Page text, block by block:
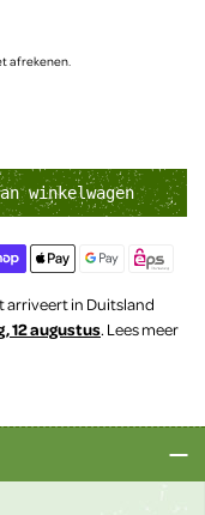
afrekenen.
winkelwagen
arriveert in Duitsland
12 augustus. Lees meer